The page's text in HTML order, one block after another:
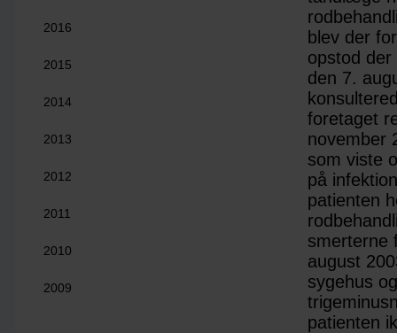
2016
2015
2014
2013
2012
2011
2010
2009
blev der
opstod
den 7.
foretaget
november
som viste
på
patienten
smerterne
august
sygehus
patienten